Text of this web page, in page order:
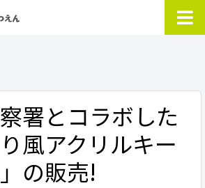
署とコラボした
り風アクリルキー
の販売!